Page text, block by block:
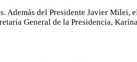
del Presidente Javier
General de la Presidencia,